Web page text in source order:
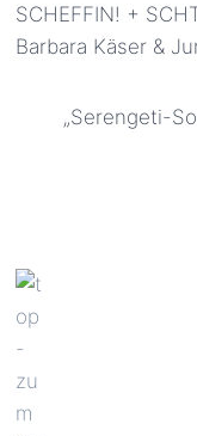
SCHEFFIN! +
Barbara Käser &
„Serengeti-